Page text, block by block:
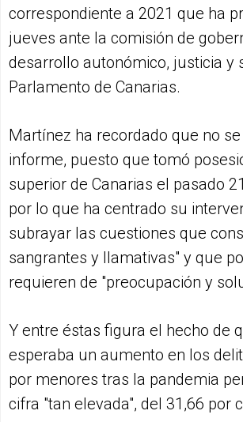
correspondiente a 2021 que ha
jueves ante la comisión de
desarrollo autonómico, justicia y
Parlamento de Canarias.
Martínez ha recordado que no
informe, puesto que tomó
superior de Canarias el pasado
por lo que ha centrado su
subrayar las cuestiones que
sangrantes y llamativas" y que
requieren de "preocupación y
Y entre éstas figura el hecho de
esperaba un aumento en los
por menores tras la pandemia
cifra "tan elevada", del 31,66 por